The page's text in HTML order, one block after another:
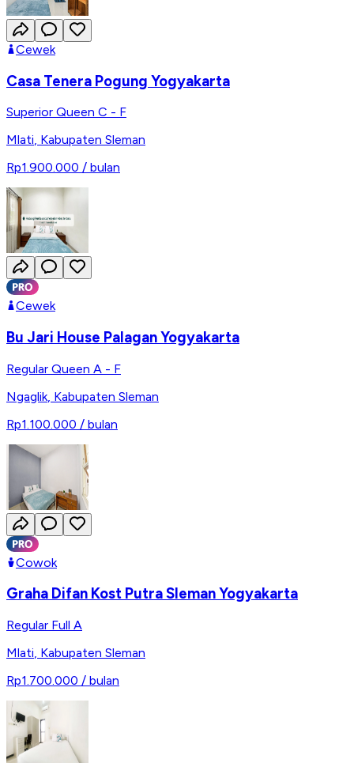
Cewek
Casa Tenera Pogung Yogyakarta
Superior Queen C - F
Mlati, Kabupaten Sleman
Rp1.900.000 / bulan
Cewek
Bu Jari House Palagan Yogyakarta
Regular Queen A - F
Ngaglik Kabupaten Sleman
Rp1.100.000 / bulan
Cowok
Graha Difan Kost Putra Sleman Yogyakarta
Regular Full A
Mlati, Kabupaten Sleman
Rp1.700.000 / bulan